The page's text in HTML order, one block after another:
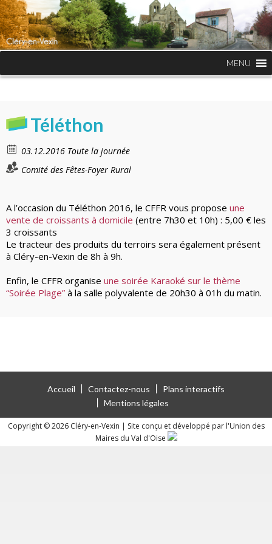
MENU
Téléthon
03.12.2016 Toute la journée
Comité des Fêtes-Foyer Rural
A l’occasion du Téléthon 2016, le CFFR vous propose une
vente de croissants à domicile (entre 7h30 et 10h) : 5,00 € les
3 croissants
Le tracteur des produits du terroirs sera également présent
à Cléry-en-Vexin de 8h à 9h.
Enfin, le CFFR organise une soirée Karaoké sur le thème
“Soirée Plage” à la salle polyvalente de 20h30 à 01h du matin.
Accueil Contactez-nous
Plans interactifs
Mentions légales
Copyright © 2026 Cléry-en-Vexin | Site conçu et développé par l'Union des
Maires du Val d'Oise